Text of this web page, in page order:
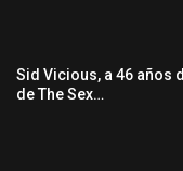
Sid Vicious, a 46 años
de The Sex…